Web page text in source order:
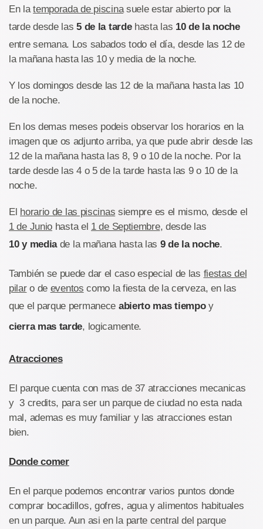
En latemporada de piscinasuele estar abierto por la
tarde desde las5 de la tardehasta las 10 de la noche
entre semana. Los sabados todo el día, desde las 12 de
la mañana hasta las 10 y media de la noche.
Y los domingos desde las 12 de la mañana hasta las 10
de la noche.
En los demas meses podeis observar los horarios en la
imagen que os adjunto arriba, ya que pude abrir desde las
12 de la mañana hasta las 8, 9 o 10 de la noche. Por la
tarde desde las 4 o 5 de la tarde hasta las 9 o 10 de la
noche.
El horario de las piscinas siempre es el mismo, desde el
1 de Junio hasta el 1 de Septiembre, desde las
10 y mediade la mañana hasta las 9 de la noche.
También se puede dar el caso especial de las fiestas del
pilaro de eventos como la fiesta de la cerveza, en las
que el parque permanece abierto mas tiempoy
cierra mas tarde, logicamente.
Atracciones
El parque cuenta con mas de 37 atracciones mecanicas
y 3 credits, para ser un parque de ciudad no esta nada
mal, ademas es muy familiar y las atracciones estan
bien.
Donde comer
En el parque podemos encontrar varios puntos donde
comprar bocadillos, gofres, agua y alimentos habituales
en un parque. Aun asi en la parte central del parque